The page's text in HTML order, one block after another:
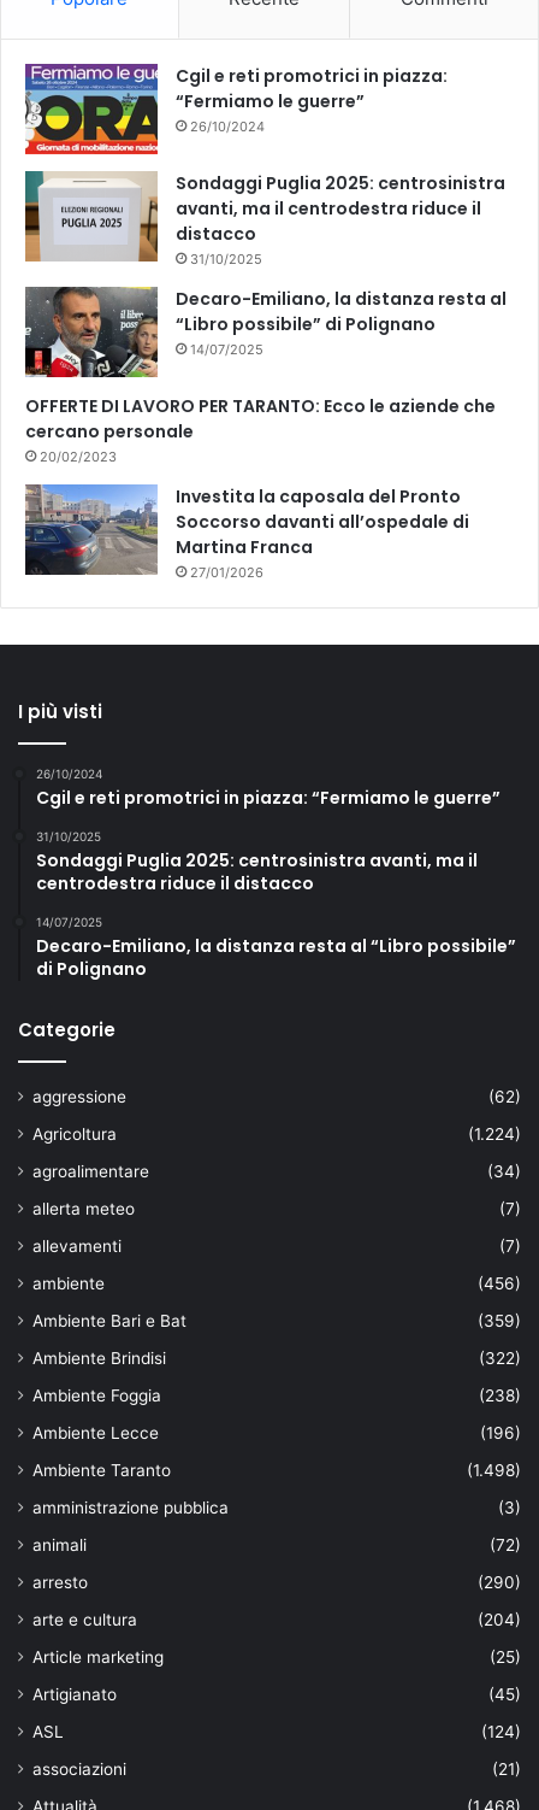
k
Cgil e reti promotrici in piazza:
“Fermiamo le guerre”
26/10/2024
Sondaggi Puglia 2025: centrosinistra
avanti, ma il centrodestra riduce il
distacco
31/10/2025
Decaro-Emiliano, la distanza resta al
“Libro possibile” di Polignano
14/07/2025
OFFERTE DI LAVORO PER TARANTO: Ecco le aziende che
cercano personale
20/02/2023
Investita la caposala del Pronto
Soccorso davanti all’ospedale di
Martina Franca
27/01/2026
I più visti
26/10/2024
Cgil e reti promotrici in piazza: “Fermiamo le guerre”
31/10/2025
Sondaggi Puglia 2025: centrosinistra avanti, ma il
centrodestra riduce il distacco
14/07/2025
Decaro-Emiliano, la distanza resta al “Libro possibile”
di Polignano
Categorie
aggressione
(62)
Agricoltura
(1.224)
agroalimentare
(34)
allerta meteo
(7)
allevamenti
(7)
ambiente
(456)
Ambiente Bari e Bat
(359)
Ambiente Brindisi
(322)
Ambiente Foggia
(238)
Ambiente Lecce
(196)
Ambiente Taranto
(1.498)
amministrazione pubblica
(3)
animali
(72)
arresto
(290)
arte e cultura
(204)
Article marketing
(25)
Artigianato
(45)
ASL
(124)
associazioni
(21)
Attualità
(1.468)